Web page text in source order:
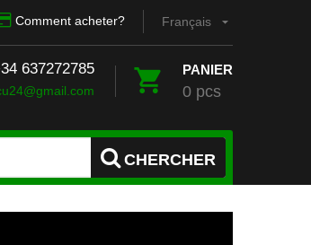
Français
Comment acheter?
PANIER
0 pcs
637272785
CHERCHER